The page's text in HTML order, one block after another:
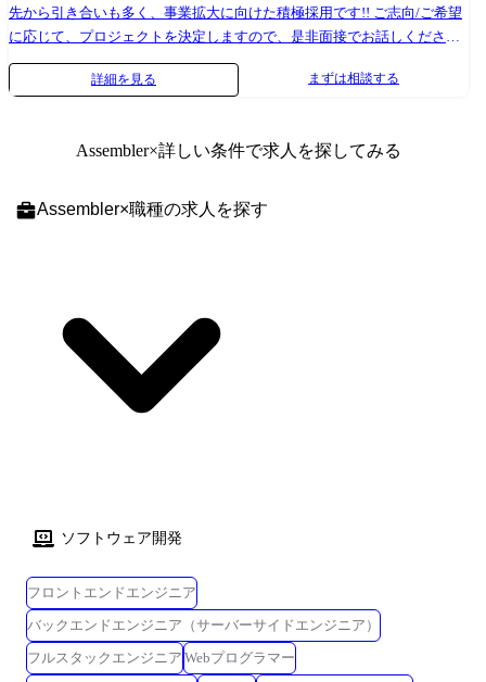
駐いただいているエンジニア等を合わせて30名以上の組織です。 【おも
な関係者】 ベンダー各社・外部団体に加え、社内各部署、三菱UFJ銀行
をはじめとするグループ企業等と広く関わります。 トップ・マネジメン
トから個々のチームメンバーまで幅広く関わっていただく機会がありま
発・保守のモダナイゼーション等
先から引き合いも多く、事業拡大に向けた積極採用です!! ご志向/ご希望
に応じて、プロジェクトを決定しますので、是非面接でお話しください!
●取引業界 製造メーカー、通信キャリア、金融、流通、官公庁 等 ●開
ステム要件定義・設計(上流)SE ・システム実装・テスト(下流)PG ※ご志
め、地元の大手企業でのプロジェクトを前提としています。
詳細を見る まずは相談する
Assembler×詳しい条件で求人を探してみる
Assembler×職種の求人を探す
ソフトウェア開発
フロントエンドエンジニア
バックエンドエンジニア（サーバーサイドエンジニア）
フルスタックエンジニア Webプログラマー